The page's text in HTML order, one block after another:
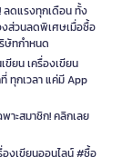
ลดแรงทุกเดือน ทั้ง
ส่วนลดพิเศษเมื่อซื้อ
ษัทกำหนด
ขียน เครื่องเขียน
ทุกเวลา แค่มี App
าะสมาชิก! คลิกเลย
งเขียนออนไลน์ #ซื้อ